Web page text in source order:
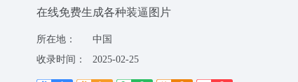
在线免费生成各种装逼图片
所在地：
中国
收录时间：
2025-02-25